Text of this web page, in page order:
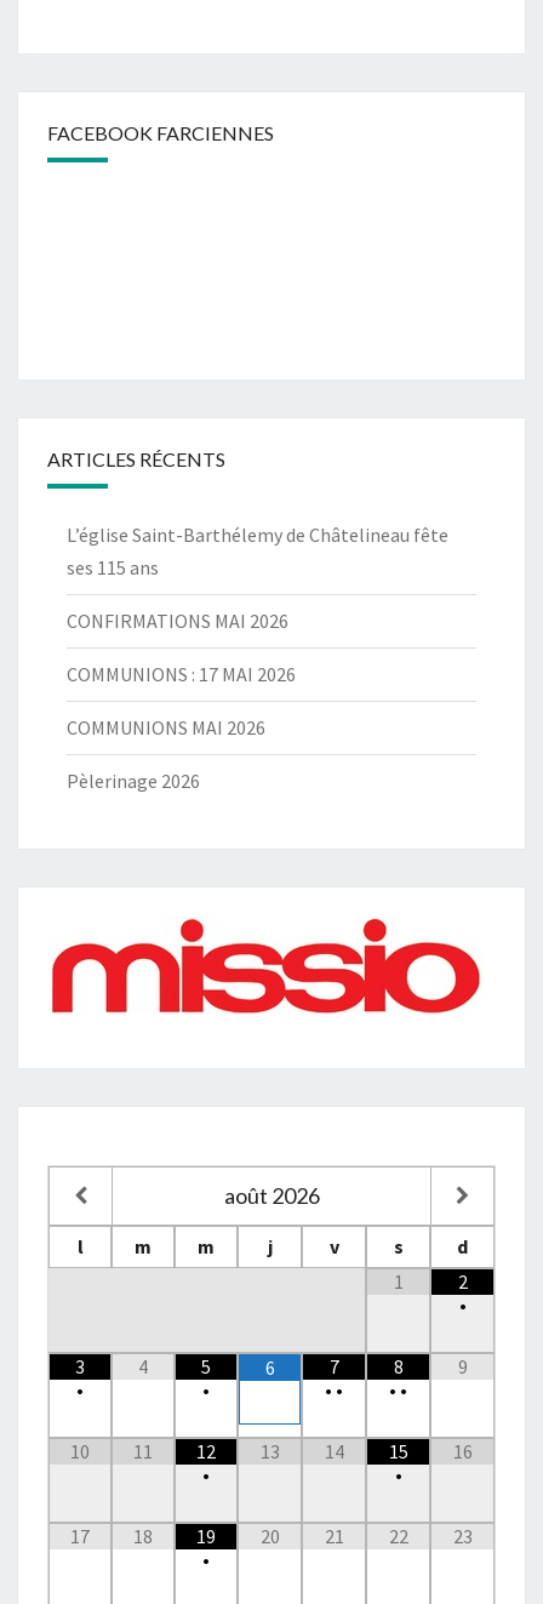
FACEBOOK FARCIENNES
ARTICLES RÉCENTS
L’église Saint-Barthélemy de Châtelineau fête
ses 115 ans
CONFIRMATIONS MAI 2026
COMMUNIONS : 17 MAI 2026
COMMUNIONS MAI 2026
Pèlerinage 2026
août 2026
l m m j v s
d
1
2
•
3
•
4
5
•
6
7
• •
8
• •
9
10 11
12
•
13 14
15
•
16
17 18
19
•
20 21 22 23